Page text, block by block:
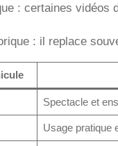
: certaines vidéos
: il replace
Spectacle et
Usage pratique